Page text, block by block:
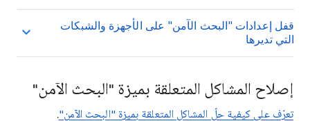
قفل إعدادات "البحث الآمن" على الأجهزة والشبكات
التي تديرها
إصلاح المشاكل المتعلقة بميزة "البحث الآمن"
تعرّف على كيفية حلّ المشاكل المتعلقة بميزة "البحث الآمن".